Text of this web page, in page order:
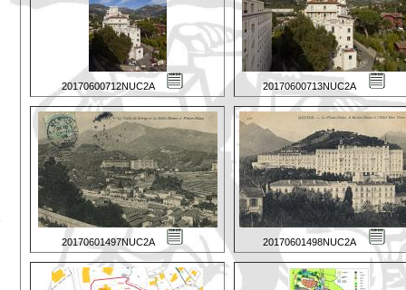
20170600712NUC2A 20170600713NUC2A
20170601497NUC2A 20170601498NUC2A